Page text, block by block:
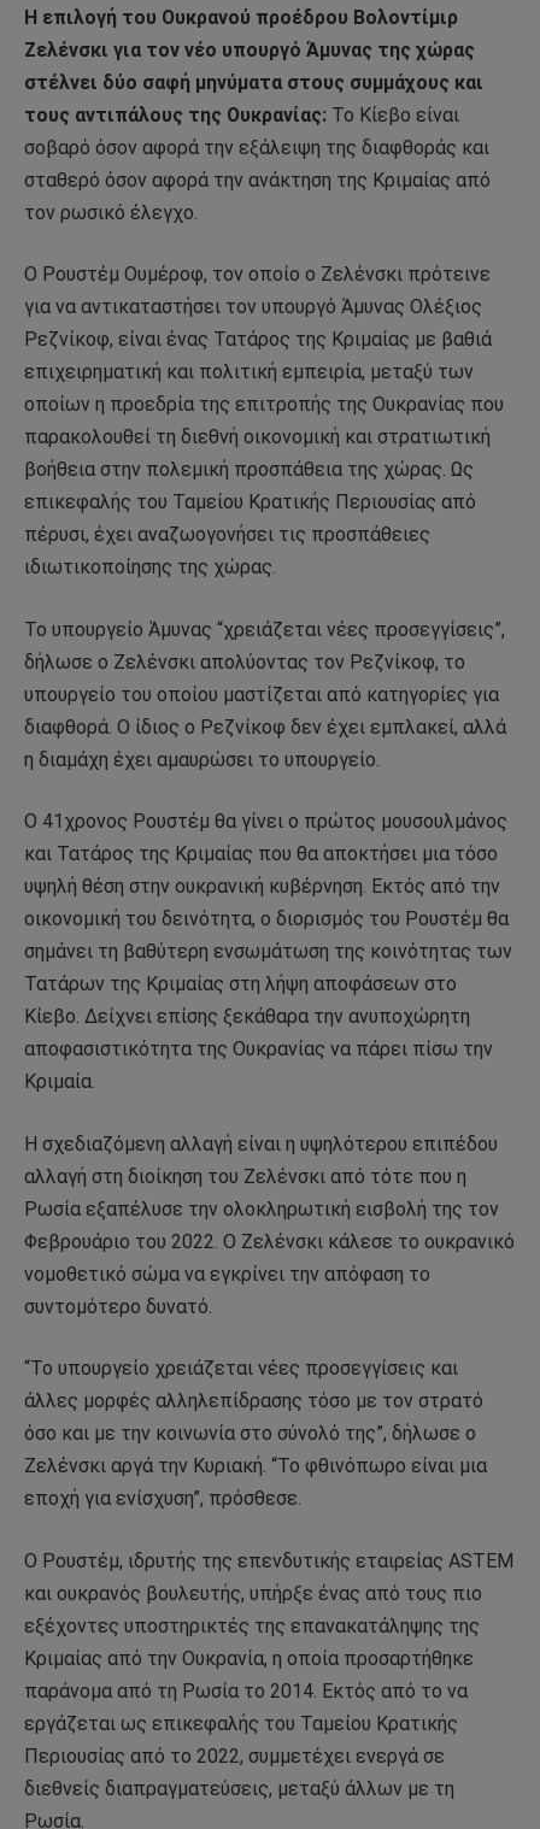
Η επιλογή του Ουκρανού προέδρου Βολοντίμιρ
Ζελένσκι για τον νέο υπουργό Άμυνας της χώρας
στέλνει δύο σαφή μηνύματα στους συμμάχους και
τους αντιπάλους της Ουκρανίας: Το Κίεβο είναι
σοβαρό όσον αφορά την εξάλειψη της διαφθοράς και
σταθερό όσον αφορά την ανάκτηση της Κριμαίας από
τον ρωσικό έλεγχο.
Ο Ρουστέμ Ουμέροφ, τον οποίο ο Ζελένσκι πρότεινε
για να αντικαταστήσει τον υπουργό Άμυνας Ολέξιος
Ρεζνίκοφ, είναι ένας Τατάρος της Κριμαίας με βαθιά
επιχειρηματική και πολιτική εμπειρία, μεταξύ των
οποίων η προεδρία της επιτροπής της Ουκρανίας που
παρακολουθεί τη διεθνή οικονομική και στρατιωτική
βοήθεια στην πολεμική προσπάθεια της χώρας. Ως
επικεφαλής του Ταμείου Κρατικής Περιουσίας από
πέρυσι, έχει αναζωογονήσει τις προσπάθειες
ιδιωτικοποίησης της χώρας.
Το υπουργείο Άμυνας “χρειάζεται νέες προσεγγίσεις”,
δήλωσε ο Ζελένσκι απολύοντας τον Ρεζνίκοφ, το
υπουργείο του οποίου μαστίζεται από κατηγορίες για
διαφθορά. Ο ίδιος ο Ρεζνίκοφ δεν έχει εμπλακεί, αλλά
η διαμάχη έχει αμαυρώσει το υπουργείο.
Ο 41χρονος Ρουστέμ θα γίνει ο πρώτος μουσουλμάνος
και Τατάρος της Κριμαίας που θα αποκτήσει μια τόσο
υψηλή θέση στην ουκρανική κυβέρνηση. Εκτός από την
οικονομική του δεινότητα, ο διορισμός του Ρουστέμ θα
σημάνει τη βαθύτερη ενσωμάτωση της κοινότητας των
Τατάρων της Κριμαίας στη λήψη αποφάσεων στο
Κίεβο. Δείχνει επίσης ξεκάθαρα την ανυποχώρητη
αποφασιστικότητα της Ουκρανίας να πάρει πίσω την
Κριμαία.
Η σχεδιαζόμενη αλλαγή είναι η υψηλότερου επιπέδου
αλλαγή στη διοίκηση του Ζελένσκι από τότε που η
Ρωσία εξαπέλυσε την ολοκληρωτική εισβολή της τον
Φεβρουάριο του 2022. Ο Ζελένσκι κάλεσε το ουκρανικό
νομοθετικό σώμα να εγκρίνει την απόφαση το
συντομότερο δυνατό.
“Το υπουργείο χρειάζεται νέες προσεγγίσεις και
άλλες μορφές αλληλεπίδρασης τόσο με τον στρατό
όσο και με την κοινωνία στο σύνολό της”, δήλωσε ο
Ζελένσκι αργά την Κυριακή. “Το φθινόπωρο είναι μια
εποχή για ενίσχυση”, πρόσθεσε.
Ο Ρουστέμ, ιδρυτής της επενδυτικής εταιρείας ASTEM
και ουκρανός βουλευτής, υπήρξε ένας από τους πιο
εξέχοντες υποστηρικτές της επανακατάληψης της
Κριμαίας από την Ουκρανία, η οποία προσαρτήθηκε
παράνομα από τη Ρωσία το 2014. Εκτός από το να
εργάζεται ως επικεφαλής του Ταμείου Κρατικής
Περιουσίας από το 2022, συμμετέχει ενεργά σε
διεθνείς διαπραγματεύσεις, μεταξύ άλλων με τη
Ρωσία.